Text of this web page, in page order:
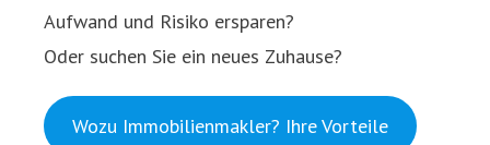
Aufwand und Risiko ersparen?
Oder suchen Sie ein neues Zuhause?
Wozu Immobilienmakler? Ihre Vorteile